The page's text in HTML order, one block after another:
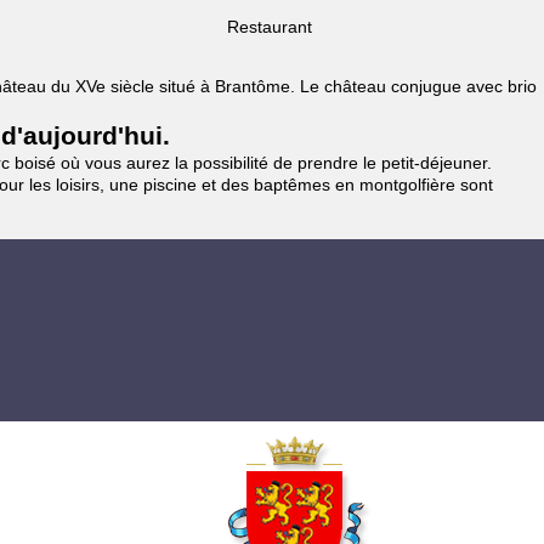
Restaurant
du XVe siècle situé à Brantôme. Le château conjugue avec brio
où vous aurez la possibilité de prendre le petit-déjeuner.
les loisirs, une piscine et des baptêmes en montgolfière sont